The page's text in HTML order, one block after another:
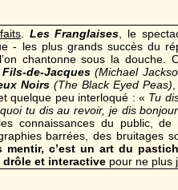
. Les Franglaises , le
- les plus grands succès du
chantonne sous la douche.
de-Jacques(Michael
Noirs (The Black Eyed Peas)
quelque peu interloqué : « Tu
tu dis au revoir, je dis
connaissances du public,
barrées, des bruitages
mentir, c’est un art du
drôle et interactive pour ne plus